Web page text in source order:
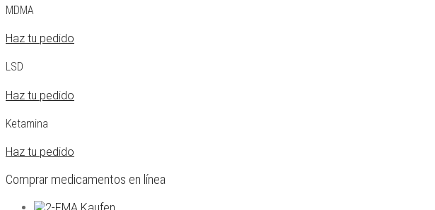
MDMA
Haz tu pedido
LSD
Haz tu pedido
Ketamina
Haz tu pedido
Comprar medicamentos en línea